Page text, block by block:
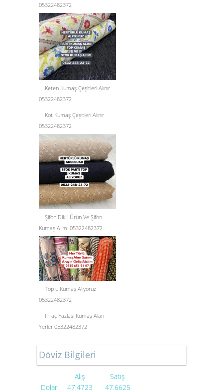
05322482372
Keten Kumaş Çeşitleri Alınır
05322482372
Kot Kumaş Çeşitleri Alınır
05322482372
Şifon Dikili Ürün Ve Şifon
Kumaş Alımı 05322482372
Toplu Kumaş Alıyoruz
05322482372
İhraç Fazlası Kumaş Alan
Yerler 05322482372
Döviz Bilgileri
Alış
Satış
Dolar
47.4723 47.6625